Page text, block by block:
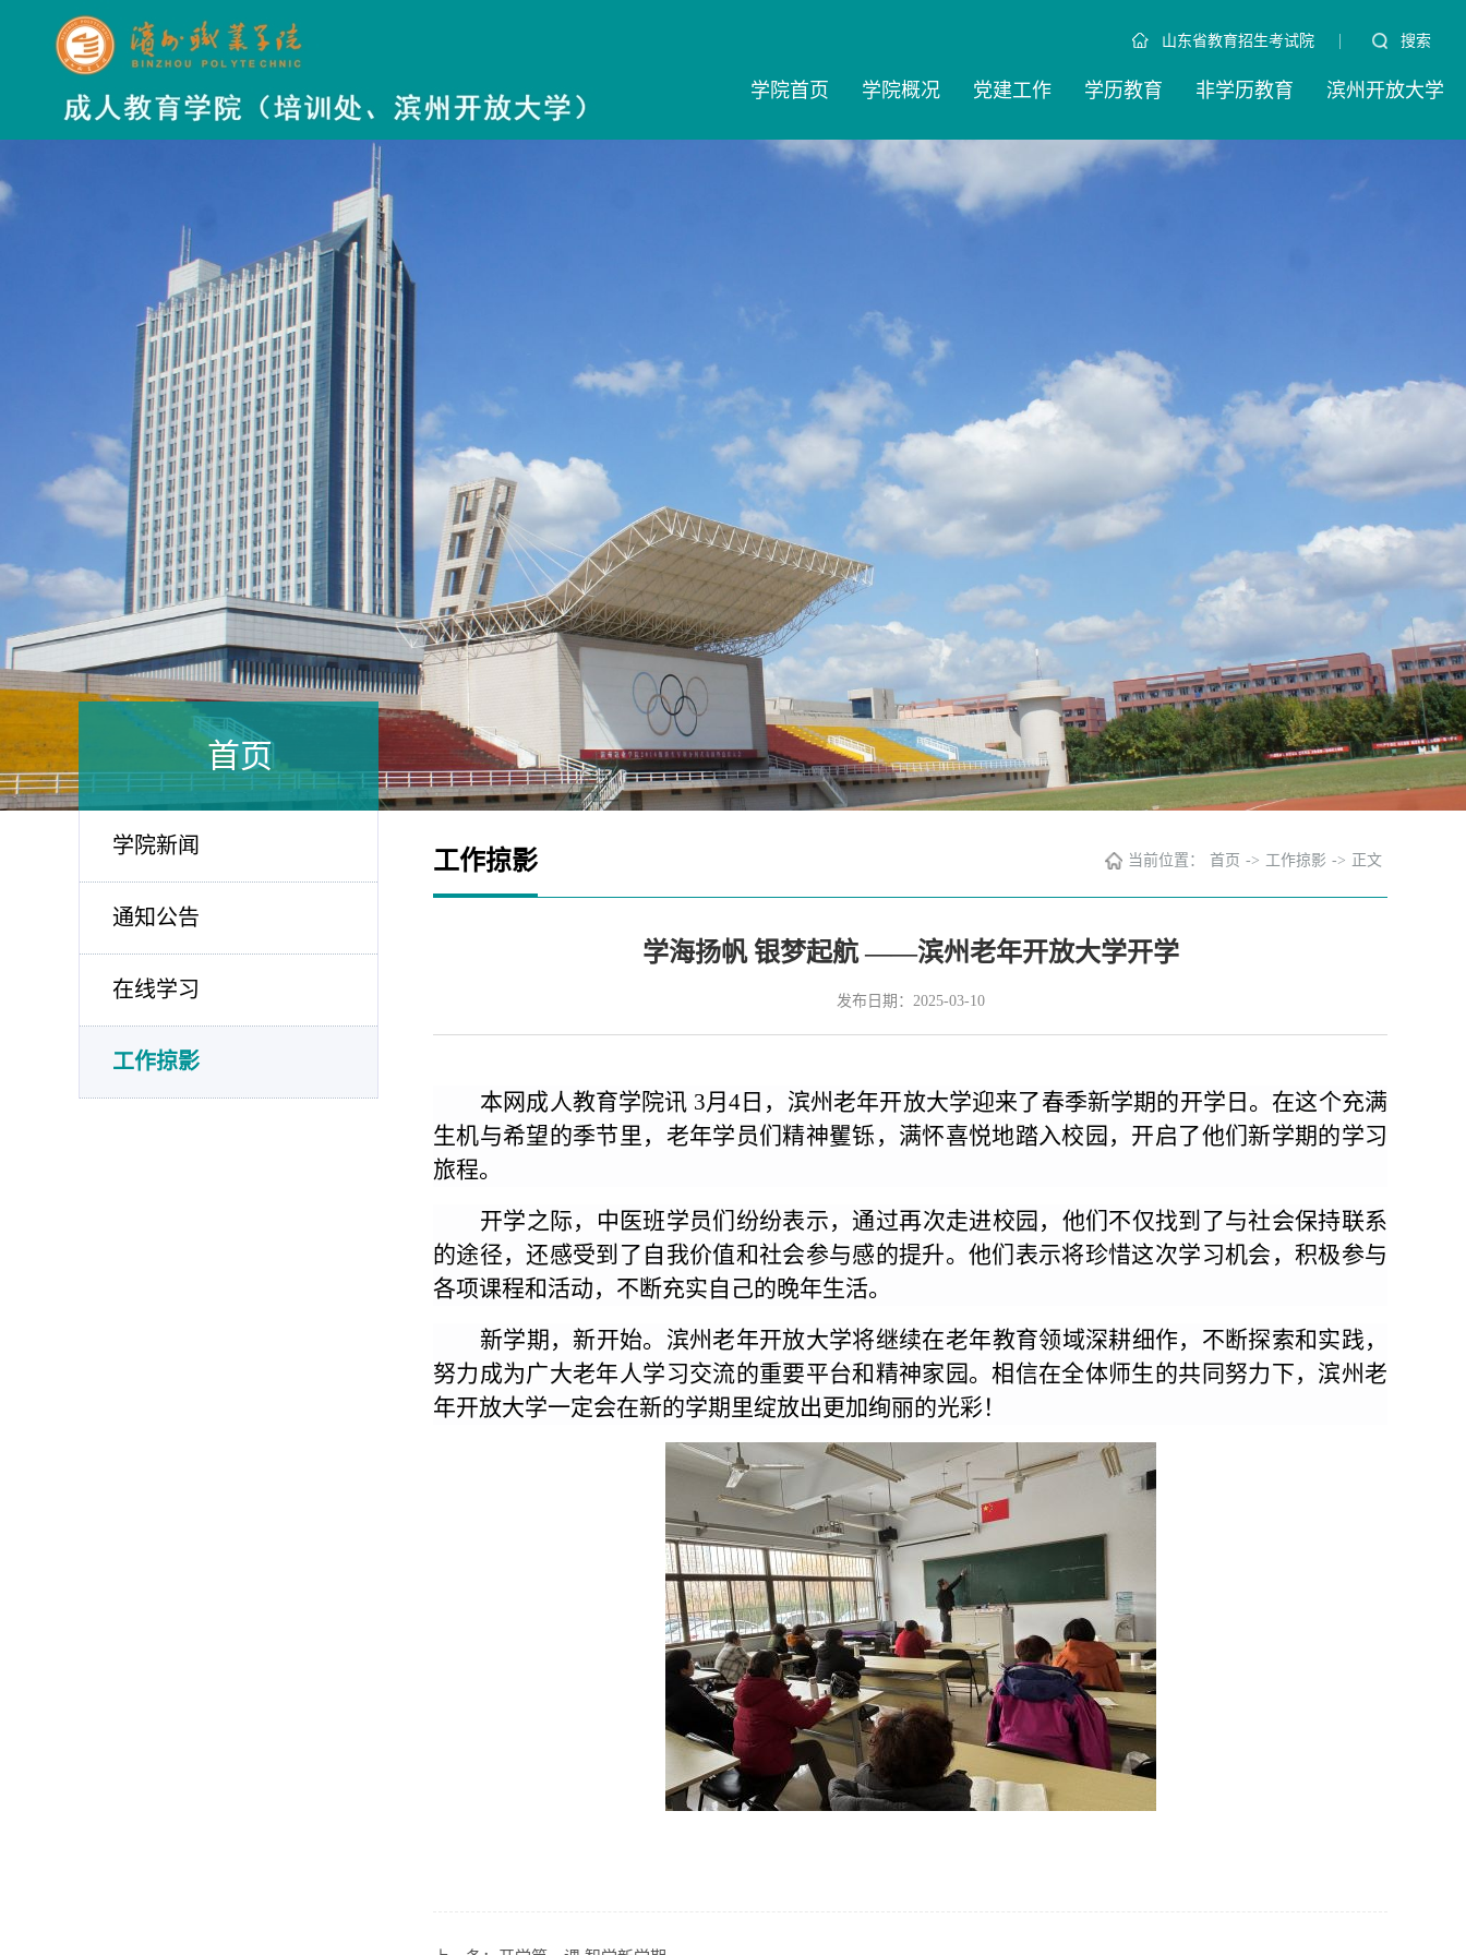
山东省教育招生考试院 | 搜索
学院首页 学院概况 党建工作 学历教育 非学历教育 滨州开放大学
首页
学院新闻
通知公告
在线学习
工作掠影
工作掠影 当前位置： 首页 -> 工作掠影 -> 正文
学海扬帆 银梦起航 ——滨州老年开放大学开学
发布日期：2025-03-10
本网成人教育学院讯 3月4日，滨州老年开放大学迎来了春季新学期的开学日。在这个充满
生机与希望的季节里，老年学员们精神矍铄，满怀喜悦地踏入校园，开启了他们新学期的学习
旅程。
开学之际， 中医班学员们纷纷表示，通过再次走进校园，他们不仅找到了与社会保持联系
的途径，还感受到了自我价值和社会参与感的提升。他们表示将珍惜这次学习机会，积极参与
各项课程和活动，不断充实自己的晚年生活。
新学期，新开始。滨州老年开放大学将继续在老年教育领域深耕细作，不断探索和实践，
努力成为广大老年人学习交流的重要平台和精神家园。相信在全体师生的共同努力下，滨州老
年开放大学一定会在新的学期里绽放出更加绚丽的光彩！